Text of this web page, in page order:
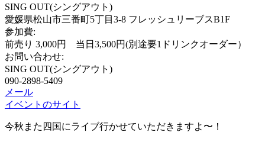
SING OUT(シングアウト)
愛媛県松山市三番町5丁目3-8 フレッシュリーブスB1F
参加費:
前売り 3,000円 当日3,500円(別途要1ドリンクオーダー）
お問い合わせ:
SING OUT(シングアウト)
090-2898-5409
メール
イベントのサイト
今秋また四国にライブ行かせていただきますよ〜！